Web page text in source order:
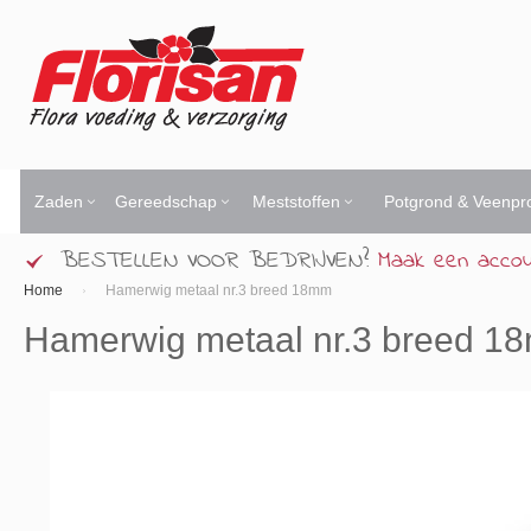
de
inhoud
Zaden Gereedschap Meststoffen Potgrond &
BESTELLEN VOOR BEDRIJVEN? Maak een
Home Hamerwig metaal nr.3 breed 18mm
Hamerwig metaal nr.3 breed